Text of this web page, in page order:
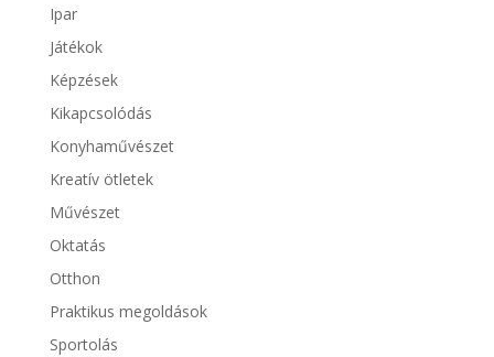
Ipar
Játékok
Képzések
Kikapcsolódás
Konyhaművészet
Kreatív ötletek
Művészet
Oktatás
Otthon
Praktikus megoldások
Sportolás